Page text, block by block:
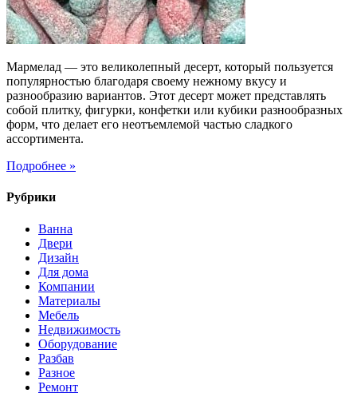
Мармелад — это великолепный десерт, который пользуется
популярностью благодаря своему нежному вкусу и
разнообразию вариантов. Этот десерт может представлять
собой плитку, фигурки, конфетки или кубики разнообразных
форм, что делает его неотъемлемой частью сладкого
ассортимента.
Подробнее »
Рубрики
Ванна
Двери
Дизайн
Для дома
Компании
Материалы
Мебель
Недвижимость
Оборудование
Разбав
Разное
Ремонт